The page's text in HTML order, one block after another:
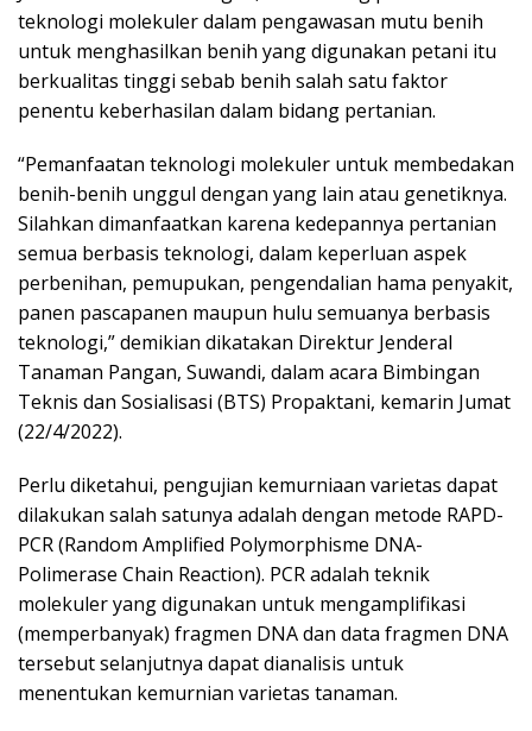
teknologi molekuler dalam pengawasan mutu benih
untuk menghasilkan benih yang digunakan petani itu
berkualitas tinggi sebab benih salah satu faktor
penentu keberhasilan dalam bidang pertanian.
“Pemanfaatan teknologi molekuler untuk membedakan
benih-benih unggul dengan yang lain atau genetiknya.
Silahkan dimanfaatkan karena kedepannya pertanian
semua berbasis teknologi, dalam keperluan aspek
perbenihan, pemupukan, pengendalian hama penyakit,
panen pascapanen maupun hulu semuanya berbasis
teknologi,” demikian dikatakan Direktur Jenderal
Tanaman Pangan, Suwandi, dalam acara Bimbingan
Teknis dan Sosialisasi (BTS) Propaktani, kemarin Jumat
(22/4/2022).
Perlu diketahui, pengujian kemurniaan varietas dapat
dilakukan salah satunya adalah dengan metode RAPD-
PCR (Random Amplified Polymorphisme DNA-
Polimerase Chain Reaction). PCR adalah teknik
molekuler yang digunakan untuk mengamplifikasi
(memperbanyak) fragmen DNA dan data fragmen DNA
tersebut selanjutnya dapat dianalisis untuk
menentukan kemurnian varietas tanaman.